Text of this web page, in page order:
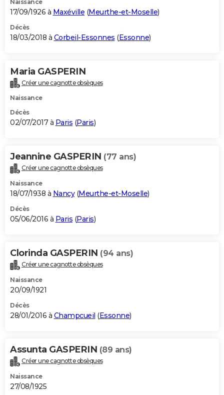
Naissance
17/09/1926 à Maxéville (Meurthe-et-Moselle)
Décès
18/03/2018 à Corbeil-Essonnes (Essonne)
Maria GASPERIN
Créer une cagnotte obsèques
Naissance
Décès
02/07/2017 à Paris (Paris)
Jeannine GASPERIN (77 ans)
Créer une cagnotte obsèques
Naissance
18/07/1938 à Nancy(Meurthe-et-Moselle)
Décès
05/06/2016 à Paris (Paris)
Clorinda GASPERIN (94 ans)
Créer une cagnotte obsèques
Naissance
20/09/1921
Décès
28/01/2016 à Champcueil (Essonne)
Assunta GASPERIN (89 ans)
Créer une cagnotte obsèques
Naissance
27/08/1925